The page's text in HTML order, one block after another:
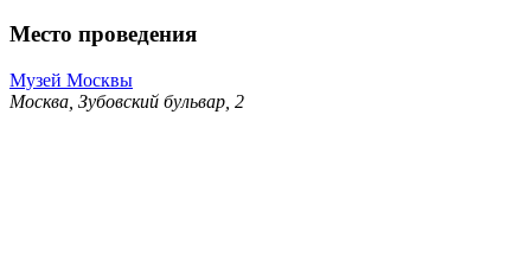
Место проведения
Музей Москвы
Москва, Зубовский бульвар, 2